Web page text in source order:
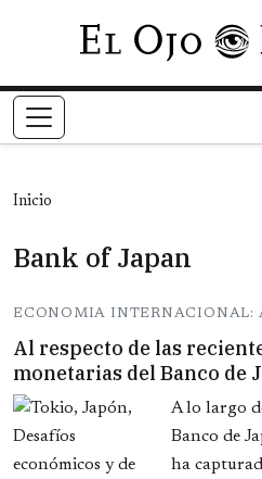
Inicio
Bank of Japan
ECONOMIA INTERNACIONAL:
Al respecto de las
monetarias del Banco de
A lo largo
Banco de
ha